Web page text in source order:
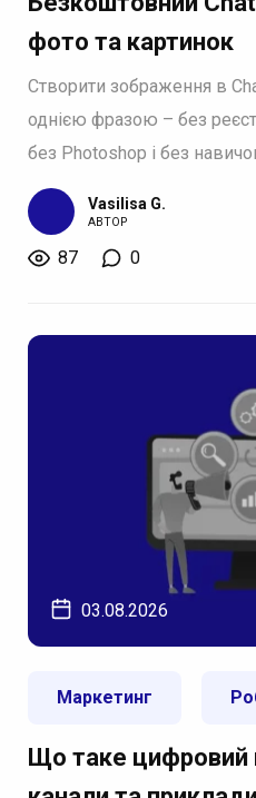
фото та картинок
Створити зображення в
однією фразою – без
без Photoshop і без
Vasilisa G.
АВТОР
87 0
03.08.2026
Маркетинг
Що таке цифровий